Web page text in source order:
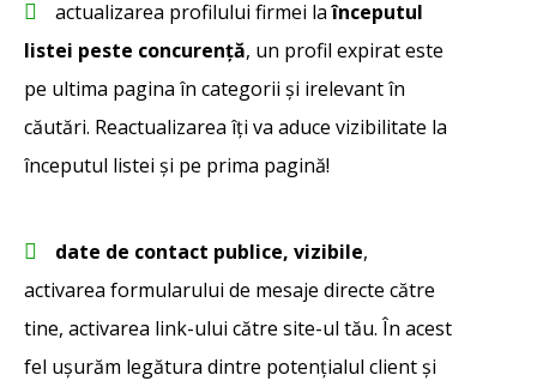
actualizarea profilului firmei laînceputul
listei peste concurență, un profil expirat este
pe ultima pagina în categorii și irelevant în
căutări. Reactualizarea îți va aduce vizibilitate la
începutul listei și pe prima pagină!
date de contact publice, vizibile,
activarea formularului de mesaje directe către
tine, activarea link-ului către site-ul tău. În acest
fel ușurăm legătura dintre potențialul client și